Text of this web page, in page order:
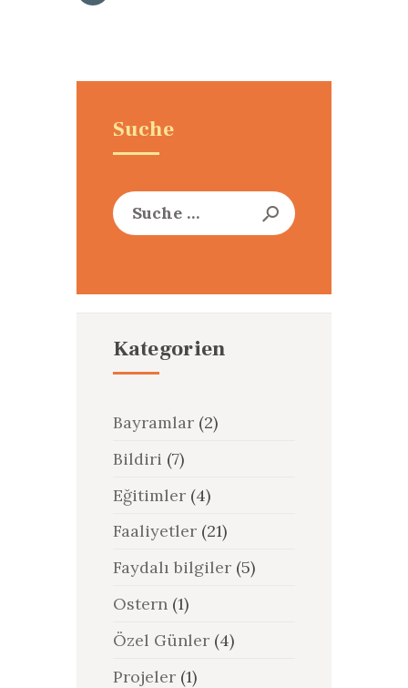
Suche
Suche
nach:
Kategorien
Bayramlar(2)
Bildiri (7)
Eğitimler(4)
Faaliyetler(21)
Faydalı bilgiler(5)
Ostern(1)
Özel Günler(4)
Projeler(1)